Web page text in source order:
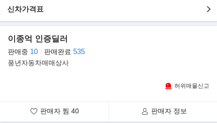
▶차량(추가옵션/장점)상세
**추가옵션**
- 스마트키 2개
안녕하세요.
신차가격표
이종억 인증딜러
판매중 10 판매완료 535
풍년자동차매매상사
허위매물신고
판매자 찜 40 판매자 정보